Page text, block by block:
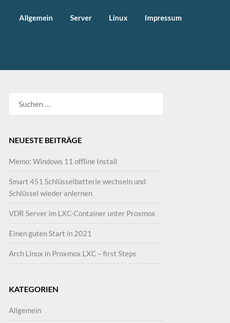
Allgemein Server Linux Impressum
NEUESTE BEITRÄGE
Memo: Windows 11 offline Install
Smart 451 Schlüsselbatterie wechseln und
Schlüssel wieder anlernen
VDR Server im LXC-Container unter Proxmox
Einen guten Start in 2021
Arch Linux in Proxmox LXC – first Steps
KATEGORIEN
Allgemein